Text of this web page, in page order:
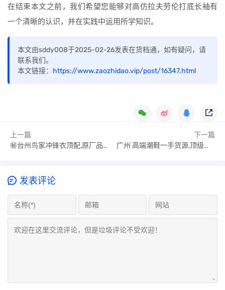
在结束本文之前，我们希望您能够对高仿拉夫劳伦打底长袖有
一个清晰的认识，并在实践中运用所学知识。
本文由sddy008于2025-02-26发表在货档通，如有疑问，请
联系我们。
本文链接： https://www.zaozhidao.vip/post/16347.html
上一篇
㊙️台州鸟家冲锋衣顶配,原厂品质知识点
下一篇
广州 高端潮鞋一手货源,顶级原单.高版本区别
发表评论